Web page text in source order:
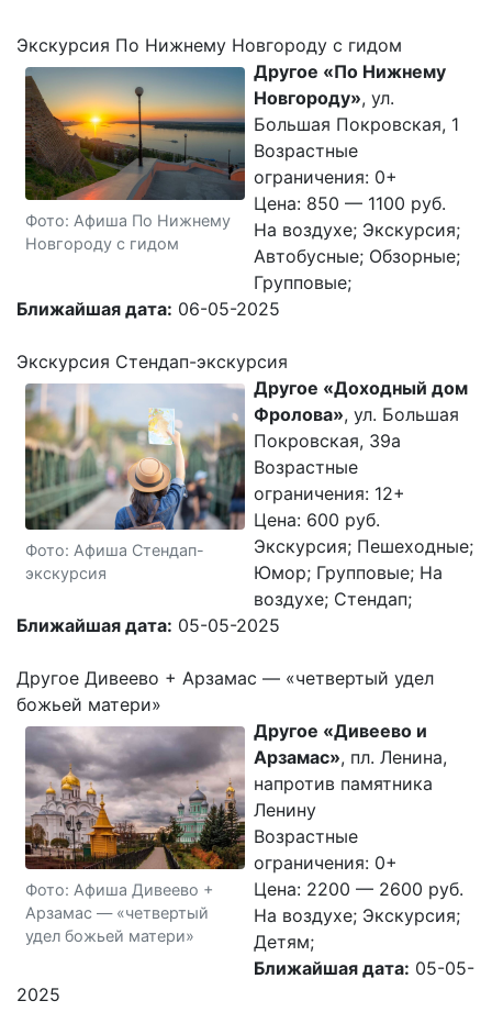
Экскурсия По Нижнему Новгороду с гидом
Фото: Афиша По Нижнему
Новгороду с гидом
Другое «По Нижнему
Новгороду», ул.
Большая Покровская, 1
Возрастные
ограничения: 0+
Цена: 850 — 1100 руб.
На воздухе; Экскурсия;
Автобусные; Обзорные;
Групповые;
Ближайшая дата: 06-05-2025
Экскурсия Стендап-экскурсия
Фото: Афиша Стендап-
экскурсия
Другое «Доходный дом
Фролова», ул. Большая
Покровская, 39а
Возрастные
ограничения: 12+
Цена: 600 руб.
Экскурсия; Пешеходные;
Юмор; Групповые; На
воздухе; Стендап;
Ближайшая дата: 05-05-2025
Другое Дивеево + Арзамас — «четвертый удел
божьей матери»
Фото: Афиша Дивеево +
Арзамас — «четвертый
удел божьей матери»
Другое «Дивеево и
Арзамас», пл. Ленина,
напротив памятника
Ленину
Возрастные
ограничения: 0+
Цена: 2200 — 2600 руб.
На воздухе; Экскурсия;
Детям;
Ближайшая дата: 05-05-
2025